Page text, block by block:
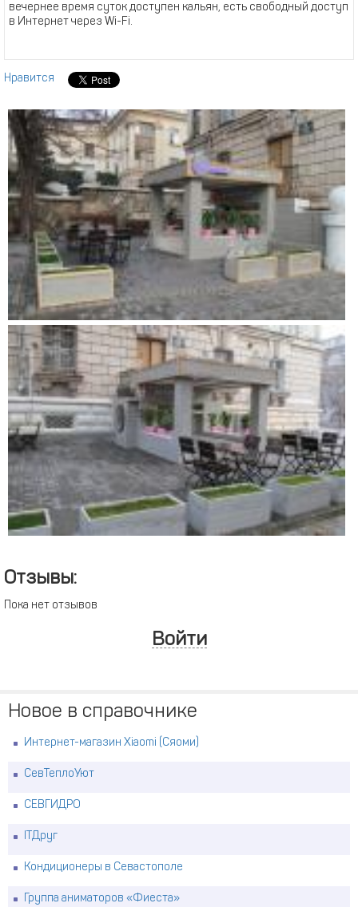
вечернее время суток доступен кальян, есть свободный доступ
в Интернет через Wi-Fi.
Нравится
Отзывы:
Пока нет отзывов
Войти
Новое в справочнике
Интернет-магазин Xiaomi (Сяоми)
СевТеплоУют
СЕВГИДРО
ITДруг
Кондиционеры в Севастополе
Группа аниматоров «Фиеста»